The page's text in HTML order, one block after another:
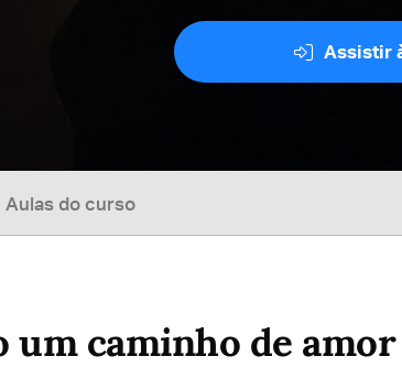
Assistir
Aulas do curso
um caminho de amor